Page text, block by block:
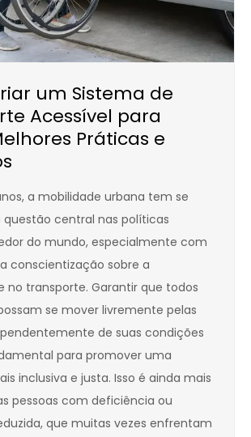
um Sistema de
Acessível para
Práticas e
a mobilidade urbana tem se
central nas políticas
do mundo, especialmente com
conscientização sobre a
no transporte. Garantir que todos
se mover livremente pelas
de suas condições
para promover uma
inclusiva e justa. Isso é ainda mais
pessoas com deficiência ou
que muitas vezes enfrentam